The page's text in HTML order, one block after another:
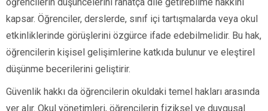
öğrencilerin düşüncelerini rahatça dile getirebilme hakkını
kapsar. Öğrenciler, derslerde, sınıf içi tartışmalarda veya okul
etkinliklerinde görüşlerini özgürce ifade edebilmelidir. Bu hak,
öğrencilerin kişisel gelişimlerine katkıda bulunur ve eleştirel
düşünme becerilerini geliştirir.
Güvenlik hakkı da öğrencilerin okuldaki temel hakları arasında
yer alır. Okul yönetimleri, öğrencilerin fiziksel ve duygusal